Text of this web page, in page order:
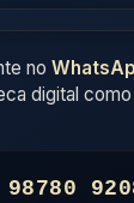
no
digital como